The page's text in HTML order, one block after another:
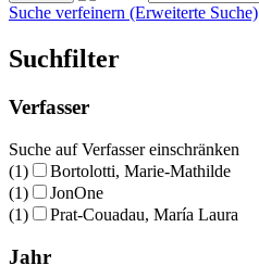
Suche verfeinern (Erweiterte Suche)
Suchfilter
Verfasser
Suche auf Verfasser einschränken
(1)
Bortolotti, Marie-Mathilde
(1)
JonOne
(1)
Prat-Couadau, María Laura
Jahr